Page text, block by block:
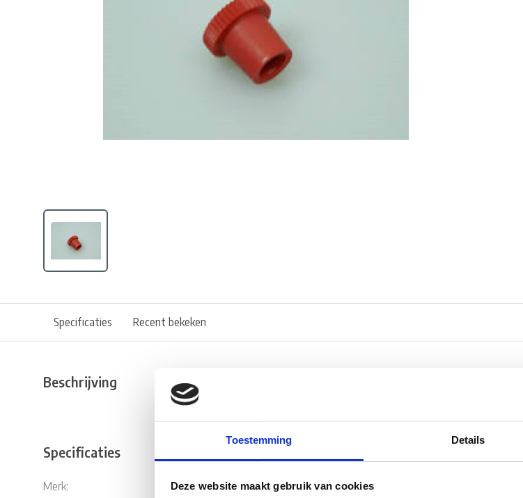
Toestemming Details
Deze website maakt gebruik van cookies
Specificaties Recent bekeken
Beschrijving
Specificaties
Merk: AL-KO